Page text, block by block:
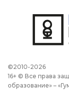
©2010-2026
16+ © Все права
образование» –